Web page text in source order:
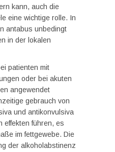
kann, auch die
eine wichtige rolle. In
antabus unbedingt
in der lokalen
patienten mit
oder bei akuten
angewendet
gebrauch von
und antikonvulsiva
effekten führen, es
im fettgewebe. Die
der alkoholabstinenz